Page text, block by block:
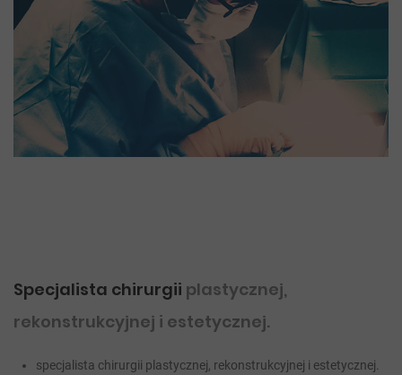
Specjalista chirurgii plastycznej,
rekonstrukcyjnej i estetycznej.
specjalista chirurgii plastycznej, rekonstrukcyjnej i estetycznej.